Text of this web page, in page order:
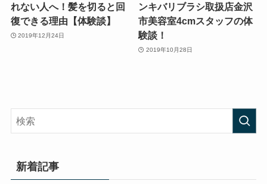
れない人へ！髪を切ると回
復できる理由【体験談】
2019年12月24日
ンキバリブラシ取扱店金沢
市美容室4cmスタッフの体
験談！
2019年10月28日
新着記事